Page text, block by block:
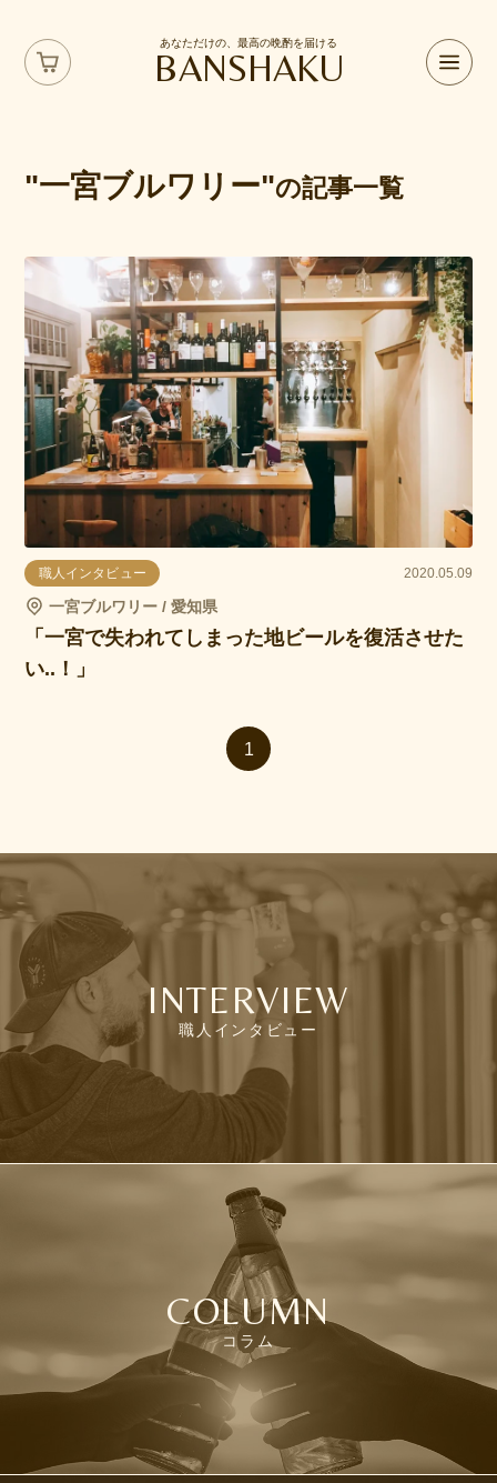
あなただけの、最高の晩酌を届ける
BANSHAKU
"一宮ブルワリー"の記事一覧
職人インタビュー 2020.05.09
一宮ブルワリー / 愛知県
「一宮で失われてしまった地ビールを復活させた
い..！」
1
INTERVIEW
職人インタビュー
COLUMN
コラム